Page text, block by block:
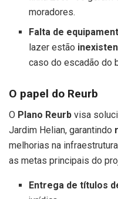
moradores.
Falta de
lazer estão
caso do escadão do
O papel do Reurb
O Plano Reurb visa
Jardim Helian, garantindo
melhorias na
as metas principais do
Entrega de títulos